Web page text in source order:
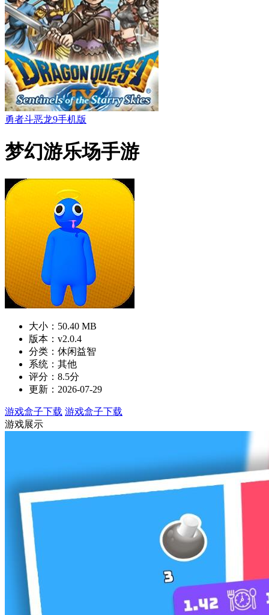
勇者斗恶龙9手机版
梦幻游乐场手游
大小：50.40 MB
版本：v2.0.4
分类：休闲益智
系统：其他
评分：8.5分
更新：2026-07-29
游戏盒子下载 游戏盒子下载
游戏展示